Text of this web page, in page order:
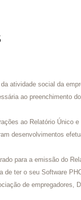
atividade social da
ao preenchimento
ao Relatório Único
desenvolvimentos
para a emissão do
ter o seu Software
de